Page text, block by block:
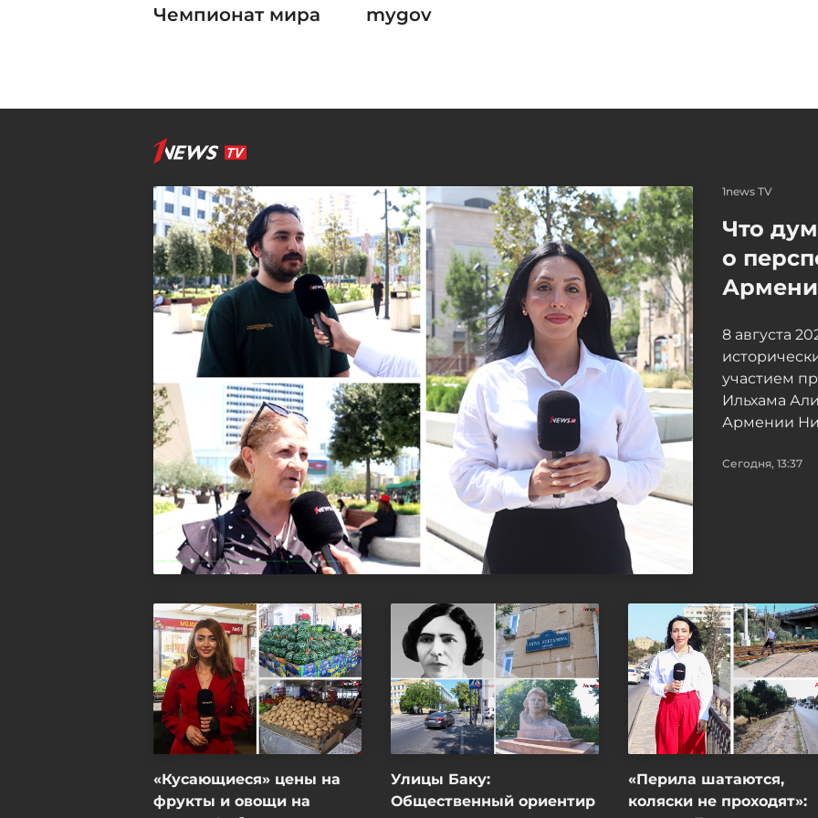
Чемпионат мира
mygov
1news TV
Что
о
8 августа
участием
Ильхама
Армении
Сегодня, 13:37
«Кусающиеся» цены на
фрукты и овощи на
Улицы Баку:
Общественный ориентир
«Перила шатаются,
коляски не проходят»: